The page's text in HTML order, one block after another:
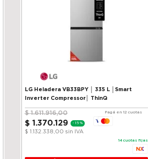
LG Heladera VB33BPY │ 335 L │Smart
Inverter Compressor│ ThinQ
$ 1.611.916,00
$ 1 .370.129 - 15 %
$ 1.132.338,00 sin IVA
Pagá en 12 cuotas
14 cuotas fijas